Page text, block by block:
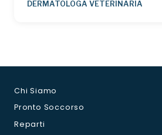
DERMATOLOGA VETERINARIA
Chi Siamo
Pronto Soccorso
Reparti